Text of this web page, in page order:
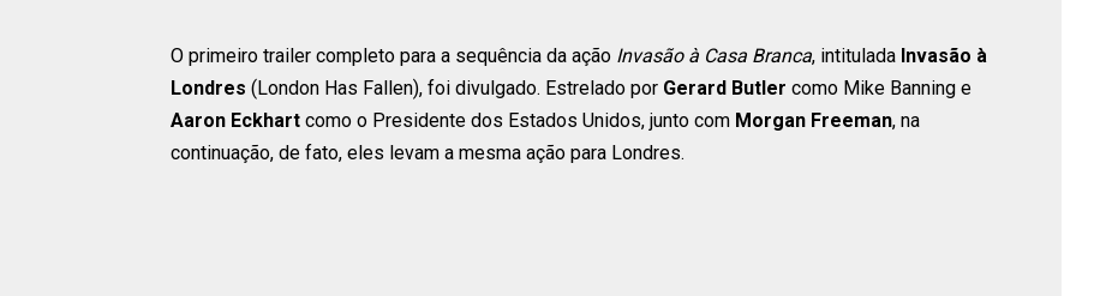
O primeiro trailer completo para a sequência da ação Invasão à Casa Branca, intitulada Invasão à
Londres (London Has Fallen), foi divulgado. Estrelado por Gerard Butler como Mike Banning e
Aaron Eckhart como o Presidente dos Estados Unidos, junto com Morgan Freeman, na
continuação, de fato, eles levam a mesma ação para Londres.